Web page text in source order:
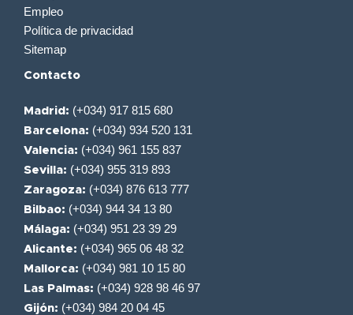
Empleo
Política de privacidad
Sitemap
Contacto
Madrid: (+034) 917 815 680
Barcelona: (+034) 934 520 131
Valencia: (+034) 961 155 837
Sevilla: (+034) 955 319 893
Zaragoza: (+034) 876 613 777
Bilbao: (+034) 944 34 13 80
Málaga: (+034) 951 23 39 29
Alicante: (+034) 965 06 48 32
Mallorca: (+034) 981 10 15 80
Las Palmas: (+034) 928 98 46 97
Gijón: (+034) 984 20 04 45